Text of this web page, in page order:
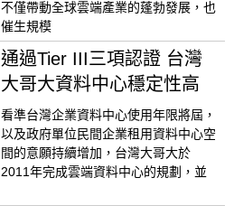
不僅帶動全球雲端產業的蓬勃發展，也
催生規模
通過Tier III三項認證 台灣
大哥大資料中心穩定性高
看準台灣企業資料中心使用年限將屆，
以及政府單位民間企業租用資料中心空
間的意願持續增加，台灣大哥大於
2011年完成雲端資料中心的規劃，並